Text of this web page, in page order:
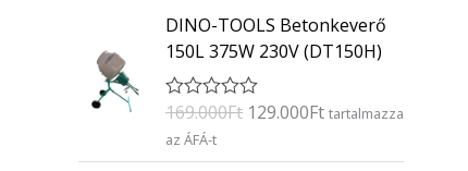
é
k
e
é
s
0
/
DINO-TOOLS Betonkeverő
150L 375W 230V (DT150H)
É
t
é
169.000Ft
O
r
g
129.000Ft
C
u
etartalmazza
az ÁFÁ-t